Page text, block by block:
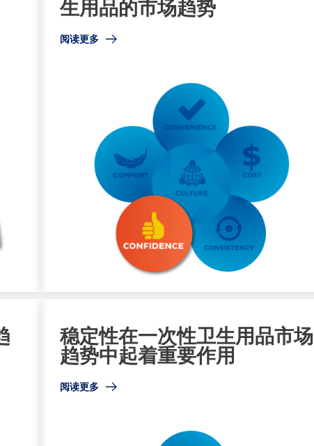
生用品的市场趋势
阅读更多
稳定性在一次性卫生用品市场
趋势中起着重要作用
阅读更多